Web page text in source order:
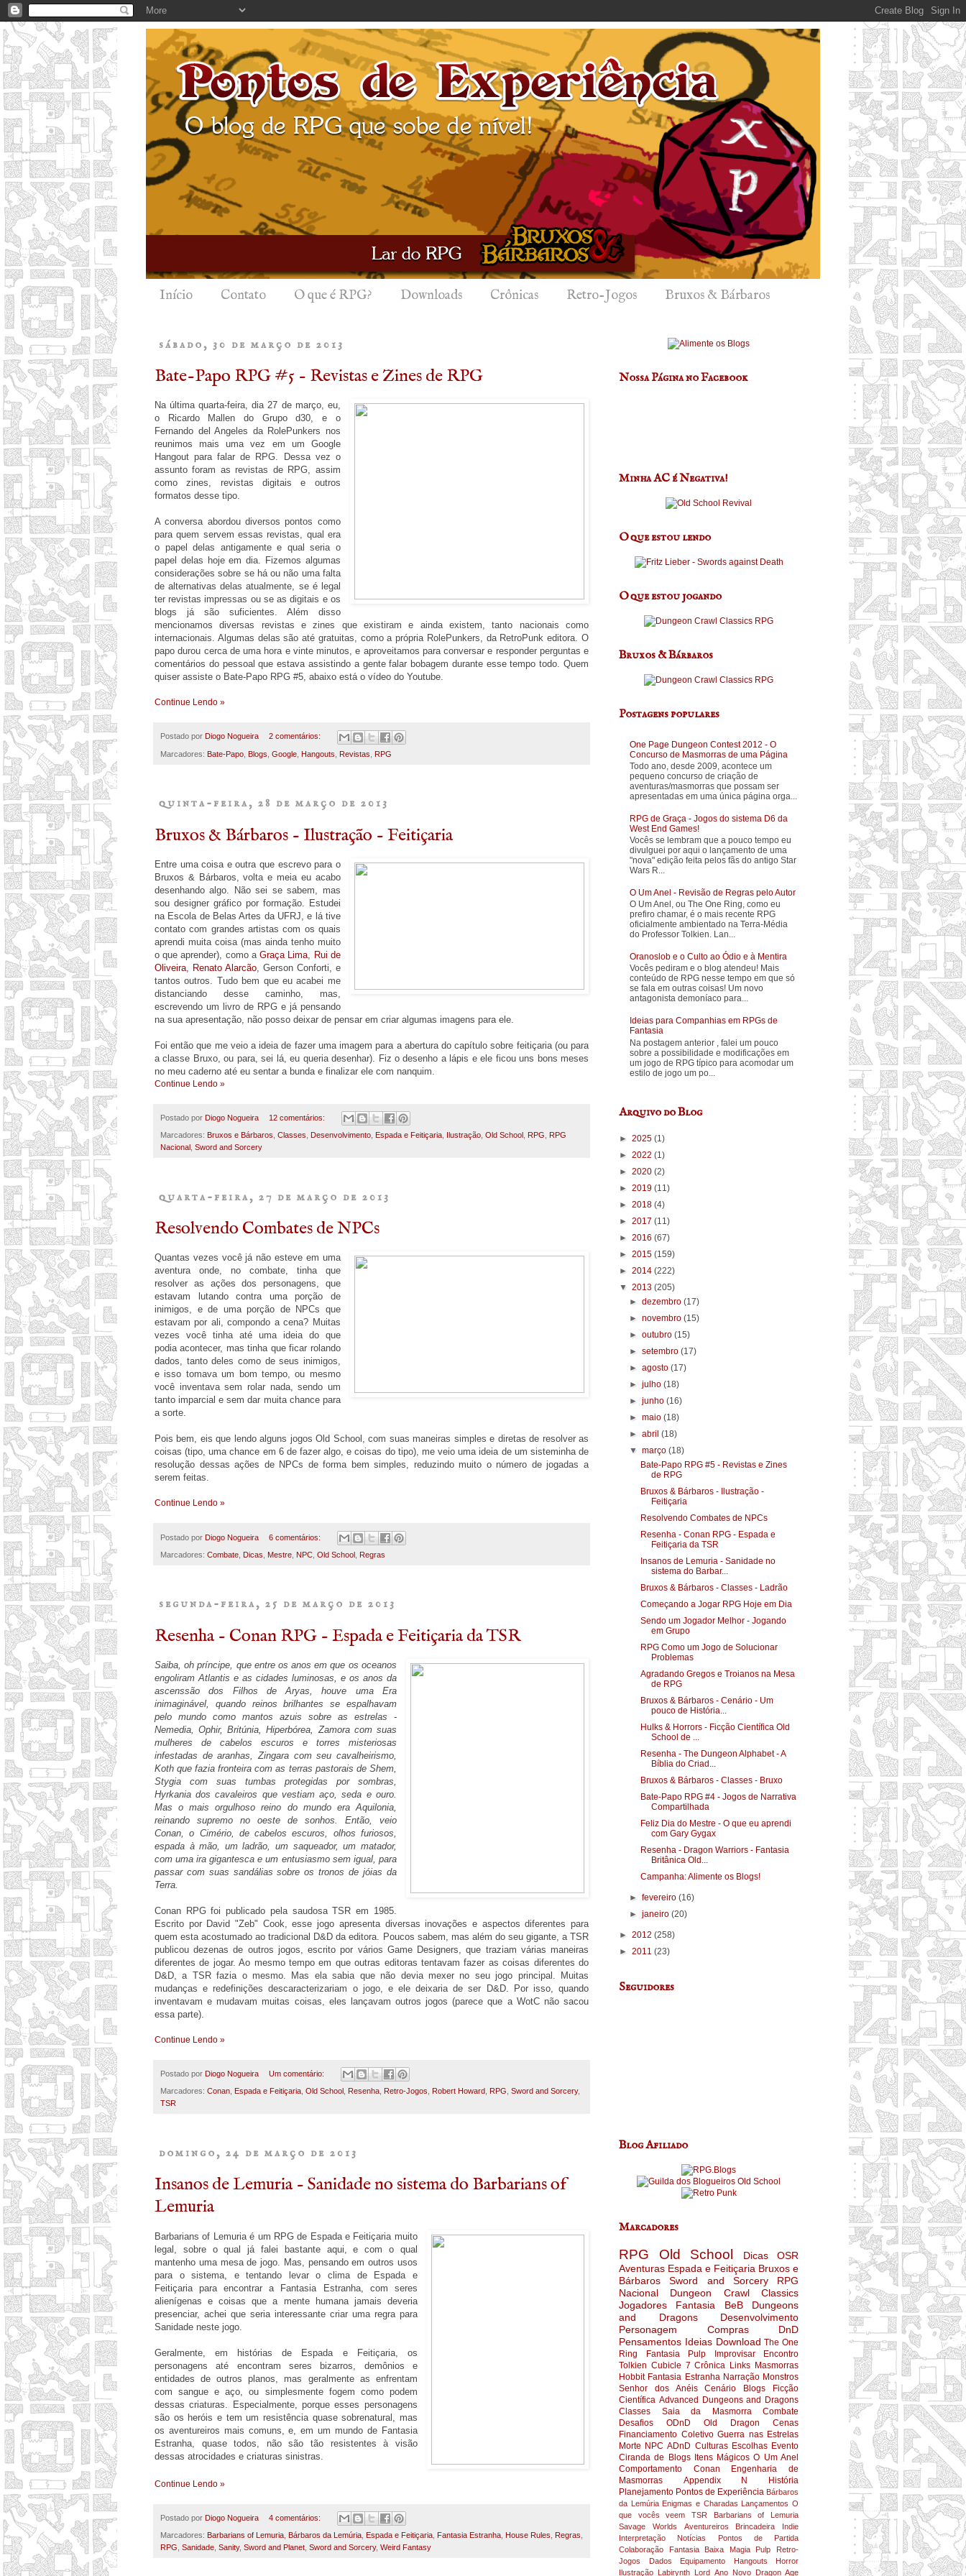
Início Contato O que é RPG? Downloads Crônicas Retro-Jogos Bruxos & Bárbaros
sábado, 30 de março de 2013
Bate-Papo RPG #5 - Revistas e Zines de RPG
Na última quarta-feira, dia 27 de março, eu,
o Ricardo Mallen do Grupo d30, e o
Fernando del Angeles da RolePunkers nos
reunimos mais uma vez em um Google
Hangout para falar de RPG. Dessa vez o
assunto foram as revistas de RPG, assim
como zines, revistas digitais e outros
formatos desse tipo.
A conversa abordou diversos pontos como
para quem servem essas revistas, qual era
o papel delas antigamente e qual seria o
papel delas hoje em dia. Fizemos algumas
considerações sobre se há ou não uma falta
de alternativas delas atualmente, se é legal
ter revistas impressas ou se as digitais e os
blogs já são suficientes. Além disso
mencionamos diversas revistas e zines que existiram e ainda existem, tanto nacionais como
internacionais. Algumas delas são até gratuitas, como a própria RolePunkers, da RetroPunk editora. O
papo durou cerca de uma hora e vinte minutos, e aproveitamos para conversar e responder perguntas e
comentários do pessoal que estava assistindo a gente falar bobagem durante esse tempo todo. Quem
quiser assiste o Bate-Papo RPG #5, abaixo está o vídeo do Youtube.
Continue Lendo »
Postado por Diogo Nogueira 2 comentários:
Marcadores: Bate-Papo Blogs Google Hangouts Revistas RPG
quinta-feira, 28 de março de 2013
Bruxos & Bárbaros - Ilustração - Feitiçaria
Entre uma coisa e outra que escrevo para o
Bruxos & Bárbaros, volta e meia eu acabo
desenhando algo. Não sei se sabem, mas
sou designer gráfico por formação. Estudei
na Escola de Belas Artes da UFRJ, e lá tive
contato com grandes artistas com os quais
aprendi muita coisa (mas ainda tenho muito
o que aprender), como aGraça Lima
Rui de
Oliveira
Renato Alarcão, Gerson Conforti, e
tantos outros. Tudo bem que eu acabei me
distanciando desse caminho, mas,
escrevendo um livro de RPG e já pensando
na sua apresentação, não posso deixar de pensar em criar algumas imagens para ele.
Foi então que me veio a ideia de fazer uma imagem para a abertura do capítulo sobre feitiçaria (ou para
a classe Bruxo, ou para, sei lá, eu queria desenhar). Fiz o desenho a lápis e ele ficou uns bons meses
no meu caderno até eu sentar a bunda e finalizar ele com nanquim.
Continue Lendo »
Postado por Diogo Nogueira 12 comentários:
Marcadores: Bruxos e Bárbaros Classes Desenvolvimento Espada e Feitiçaria Ilustração Old School RPG
RPG
Nacional
Sword and Sorcery
quarta-feira, 27 de março de 2013
Resolvendo Combates de NPCs
Quantas vezes você já não esteve em uma
aventura onde, no combate, tinha que
resolver as ações dos personagens, que
estavam lutando contra uma porção de
inimigos, e de uma porção de NPCs que
estavam por ali, compondo a cena? Muitas
vezes você tinha até uma ideia do que
podia acontecer, mas tinha que ficar rolando
dados, tanto deles como de seus inimigos,
e isso tomava um bom tempo, ou mesmo
você inventava sem rolar nada, sendo um
tanto imparcial e sem dar muita chance para
a sorte.
Pois bem, eis que lendo alguns jogos Old School, com suas maneiras simples e diretas de resolver as
coisas (tipo, uma chance em 6 de fazer algo, e coisas do tipo), me veio uma ideia de um sisteminha de
resolução dessas ações de NPCs de forma bem simples, reduzindo muito o número de jogadas a
serem feitas.
Continue Lendo »
Postado por Diogo Nogueira 6 comentários:
Marcadores: Combate Dicas Mestre NPC Old School Regras
segunda-feira, 25 de março de 2013
Resenha - Conan RPG - Espada e Feitiçaria da TSR
Saiba, oh príncipe, que entre os anos em que os oceanos
engoliram Atlantis e as cidades luminosas, e os anos da
ascenssão dos Filhos de Aryas, houve uma Era
inimaginável, quando reinos brilhantes se espalhavam
pelo mundo como mantos azuis sobre as estrelas -
Nemedia, Ophir, Britúnia, Hiperbórea, Zamora com suas
mulheres de cabelos escuros e torres misteriosas
infestadas de aranhas, Zingara com seu cavalheirismo,
Koth que fazia fronteira com as terras pastorais de Shem,
Stygia com suas tumbas protegidas por sombras,
Hyrkania dos cavaleiros que vestiam aço, seda e ouro.
Mas o mais orgulhoso reino do mundo era Aquilonia,
reinando supremo no oeste de sonhos. Então, veio
Conan, o Cimério, de cabelos escuros, olhos furiosos,
espada à mão, um ladrão, um saqueador, um matador,
com uma ira gigantesca e um entusiasmo sem igual, para
passar com suas sandálias sobre os tronos de jóias da
Terra.
Conan RPG foi publicado pela saudosa TSR em 1985.
Escrito por David "Zeb" Cook, esse jogo apresenta diversas inovações e aspectos diferentes para
quem esta acostumado ao tradicional D&D da editora. Poucos sabem, mas além do seu gigante, a TSR
publicou dezenas de outros jogos, escrito por vários Game Designers, que traziam várias maneiras
diferentes de jogar. Ao mesmo tempo em que outras editoras tentavam fazer as coisas diferentes do
D&D, a TSR fazia o mesmo. Mas ela sabia que não devia mexer no seu jogo principal. Muitas
mudanças e redefinições descaracterizariam o jogo, e ele deixaria de ser D&D. Por isso, quando
inventavam e mudavam muitas coisas, eles lançavam outros jogos (parece que a WotC não sacou
essa parte).
Continue Lendo »
Postado por Diogo Nogueira Um comentário:
Marcadores: Conan, Espada e Feitiçaria, Old School , Resenha, Retro-Jogos, Robert Howard, RPG, Sword and Sorcery,
TSR
domingo, 24 de março de 2013
Insanos de Lemuria - Sanidade no sistema do Barbarians of
Lemuria
Barbarians of Lemuria é um RPG de Espada e Feitiçaria muito
legal, sobre o qual já falei bastante aqui, e com o qual
mantenho uma mesa de jogo. Mas, pensando em outros usos
para o sistema, e tentando levar o clima de Espada e
Feitiçaria para encontrar a Fantasia Estranha, com seres
alienígenas e coisas que a mente humana jamais deveria
presenciar, achei que seria interessante criar uma regra para
Sanidade neste jogo.
Geralmente, em histórias de Espada e Feitiçaria, os
personagens até encontram seres bizarros, demônios e
entidades de outros planos, mas geralmente as enfrentam
com sangue e aço, ou simplesmente fogem como podem
dessas criaturas. Especialmente, porque esses personagens
são os heróis e tem um resistência quase sobrenatural, mas
os aventureiros mais comuns, e, em um mundo de Fantasia
Estranha, quase todos, não são tão resistentes à visão
dessas atrocidades e criaturas sinistras.
Continue Lendo »
Postado por Diogo Nogueira 4 comentários:
Marcadores: Barbarians of Lemuria Bárbaros da Lemúria Espada e Feitiçaria Fantasia Estranha House Rules Regras
RPG Sanidade Sanity, Sword and Planet Sword and Sorcery, Weird Fantasy
Nossa Página no Facebook
Minha AC é Negativa!
O que estou lendo
O que estou jogando
Bruxos & Bárbaros
Postagens populares
One Page Dungeon Contest 2012 - O
Concurso de Masmorras de uma Página
Todo ano, desde 2009, acontece um
pequeno concurso de criação de
aventuras/masmorras que possam ser
apresentadas em uma única página orga...
RPG de Graça - Jogos do sistema D6 da
West End Games!
Vocês se lembram que a pouco tempo eu
divulguei por aqui o lançamento de uma
"nova" edição feita pelos fãs do antigo Star
Wars R...
O Um Anel - Revisão de Regras pelo Autor
O Um Anel, ou The One Ring, como eu
prefiro chamar, é o mais recente RPG
oficialmente ambientado na Terra-Média
do Professor Tolkien. Lan...
Oranoslob e o Culto ao Ódio e à Mentira
Vocês pediram e o blog atendeu! Mais
conteúdo de RPG nesse tempo em que só
se fala em outras coisas! Um novo
antagonista demoníaco para...
Ideias para Companhias em RPGs de
Fantasia
Na postagem anterior , falei um pouco
sobre a possibilidade e modificações em
um jogo de RPG típico para acomodar um
estilo de jogo um po...
Arquivo do Blog
► 2025 (1)
► 2022 (1)
► 2020 (2)
► 2019 (11)
► 2018 (4)
► 2017 (11)
► 2016 (67)
► 2015 (159)
► 2014 (222)
▼ 2013 (205)
►dezembro(17)
►novembro(15)
►outubro(15)
►setembro(17)
►agosto(17)
►julho(18)
►junho(16)
►maio(18)
►abril(18)
▼março(18)
Bate-Papo RPG #5 - Revistas e Zines
de RPG
Bruxos & Bárbaros - Ilustração -
Feitiçaria
Resolvendo Combates de NPCs
Resenha - Conan RPG - Espada e
Feitiçaria da TSR
Insanos de Lemuria - Sanidade no
sistema do Barbar...
Bruxos & Bárbaros - Classes - Ladrão
Começando a Jogar RPG Hoje em Dia
Sendo um Jogador Melhor - Jogando
em Grupo
RPG Como um Jogo de Solucionar
Problemas
Agradando Gregos e Troianos na Mesa
de RPG
Bruxos & Bárbaros - Cenário - Um
pouco de História...
Hulks & Horrors - Ficção Científica Old
School de ...
Resenha - The Dungeon Alphabet - A
Bíblia do Criad...
Bruxos & Bárbaros - Classes - Bruxo
Bate-Papo RPG #4 - Jogos de Narrativa
Compartilhada
Feliz Dia do Mestre - O que eu aprendi
com Gary Gygax
Resenha - Dragon Warriors - Fantasia
Britânica Old...
Campanha: Alimente os Blogs!
►fevereiro(16)
►janeiro(20)
► 2012 (258)
► 2011 (23)
Seguidores
Blog Afiliado
Marcadores
RPG Old School Dicas
OSR
Aventuras Espada e Feitiçaria Bruxos e
Bárbaros
Sword and Sorcery
RPG
Nacional
Dungeon Crawl Classics
Jogadores
Fantasia BeB
Dungeons
and Dragons
Desenvolvimento
Personagem
Compras
DnD
Pensamentos Ideias Download The One
Ring
Fantasia Pulp Improvisar
Encontro
Tolkien Cubicle 7 Crônica Links Masmorras
Hobbit Fantasia Estranha Narração Monstros
Senhor dos Anéis
Cenário Blogs
Ficção
Científica Advanced Dungeons and Dragons
Classes
Saia da Masmorra
Combate
Desafios
ODnD Old Dragon
Cenas
Financiamento Coletivo Guerra nas Estrelas
Morte NPC ADnD Culturas Escolhas Evento
Ciranda de Blogs
Itens Mágicos O Um Anel
Comportamento
Conan
Engenharia de
Masmorras
Appendix N
História
Planejamento Pontos de Experiência Bárbaros
da Lemúria Enigmas e Charadas Lançamentos O
que vocês veem
TSR
Barbarians of Lemuria
Savage Worlds
Aventureiros Brincadeira
Indie
Interpretação
Notícias
Pontos de Partida
Colaboração
Fantasia Baixa Magia Pulp
Retro-
Jogos
Dados Equipamento Hangouts
Horror
Ilustração Labirynth Lord Ano Novo Dragon Age